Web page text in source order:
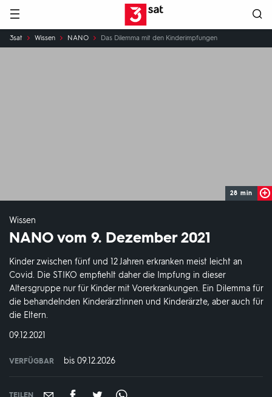
Hauptnavigation 3SAT
Sie
sind
3sat Wissen NANO Das Dilemma mit den Kinderimpfungen
28 min
Wissen
NANO vom 9. Dezember 2021
Kinder zwischen fünf und 12 Jahren erkranken meist leicht an
Covid. Die STIKO empfiehlt daher die Impfung in dieser
Altersgruppe nur für Kinder mit Vorerkrankungen. Ein Dilemma für
die behandelnden Kinderärztinnen und Kinderärzte, aber auch für
die Eltern.
DATUM:
09.12.2021
VERFÜGBAR bis 09.12.2026
TEILEN